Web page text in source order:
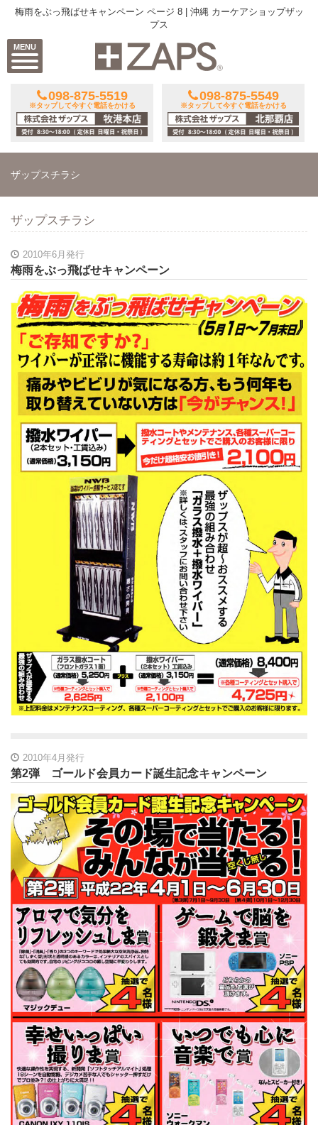
MENU
梅雨をぶっ飛ばせキャンペーン ページ 8 | 沖縄 カーケアショップザッ
プス
098-875-5519
※タップして今すぐ電話をかける
098-875-5549
※タップして今すぐ電話をかける
ザップスチラシ
ザップスチラシ
2010年6月発行
梅雨をぶっ飛ばせキャンペーン
2010年4月発行
第2弾 ゴールド会員カード誕生記念キャンペーン